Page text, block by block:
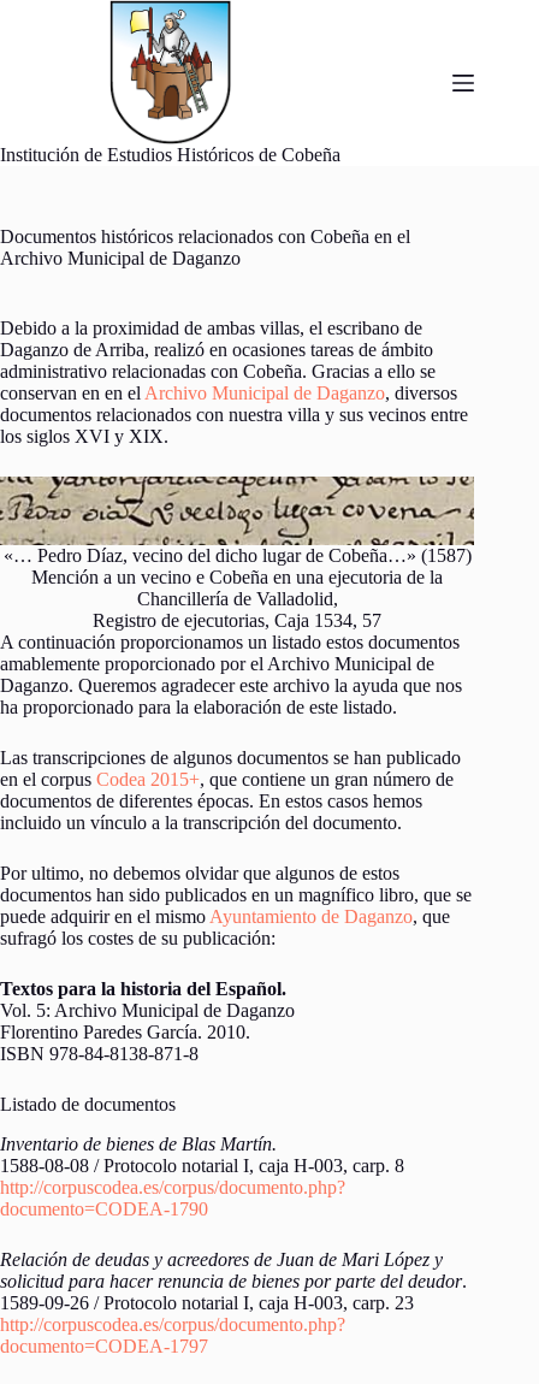
Institución de Estudios Históricos de Cobeña
Documentos históricos relacionados con Cobeña en el
Archivo Municipal de Daganzo
Debido a la proximidad de ambas villas, el escribano de
Daganzo de Arriba, realizó en ocasiones tareas de ámbito
administrativo relacionadas con Cobeña. Gracias a ello se
conservan en en el Archivo Municipal de Daganzo, diversos
documentos relacionados con nuestra villa y sus vecinos entre
los siglos XVI y XIX.
«… Pedro Díaz, vecino del dicho lugar de Cobeña…» (1587)
Mención a un vecino e Cobeña en una ejecutoria de la
Chancillería de Valladolid,
Registro de ejecutorias, Caja 1534, 57
A continuación proporcionamos un listado estos documentos
amablemente proporcionado por el Archivo Municipal de
Daganzo. Queremos agradecer este archivo la ayuda que nos
ha proporcionado para la elaboración de este listado.
Las transcripciones de algunos documentos se han publicado
en el corpus Codea 2015+, que contiene un gran número de
documentos de diferentes épocas. En estos casos hemos
incluido un vínculo a la transcripción del documento.
Por ultimo, no debemos olvidar que algunos de estos
documentos han sido publicados en un magnífico libro, que se
puede adquirir en el mismo Ayuntamiento de Daganzo, que
sufragó los costes de su publicación:
Textos para la historia del Español.
Vol. 5: Archivo Municipal de Daganzo
Florentino Paredes García. 2010.
ISBN 978-84-8138-871-8
Listado de documentos
Inventario de bienes de Blas Martín.
1588-08-08 / Protocolo notarial I, caja H-003, carp. 8
http://corpuscodea.es/corpus/documento.php?
documento=CODEA-1790
Relación de deudas y acreedores de Juan de Mari López y
solicitud para hacer renuncia de bienes por parte del deudor.
1589-09-26 / Protocolo notarial I, caja H-003, carp. 23
http://corpuscodea.es/corpus/documento.php?
documento=CODEA-1797